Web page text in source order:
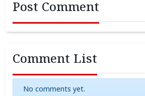
Post Comment
Comment List
No comments yet.